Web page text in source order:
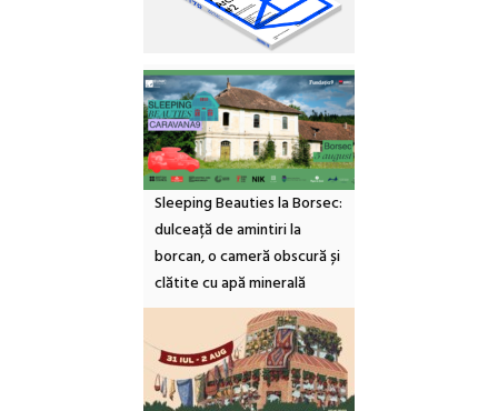
Sleeping Beauties la Borsec:
dulceață de amintiri la
borcan, o cameră obscură și
clătite cu apă minerală